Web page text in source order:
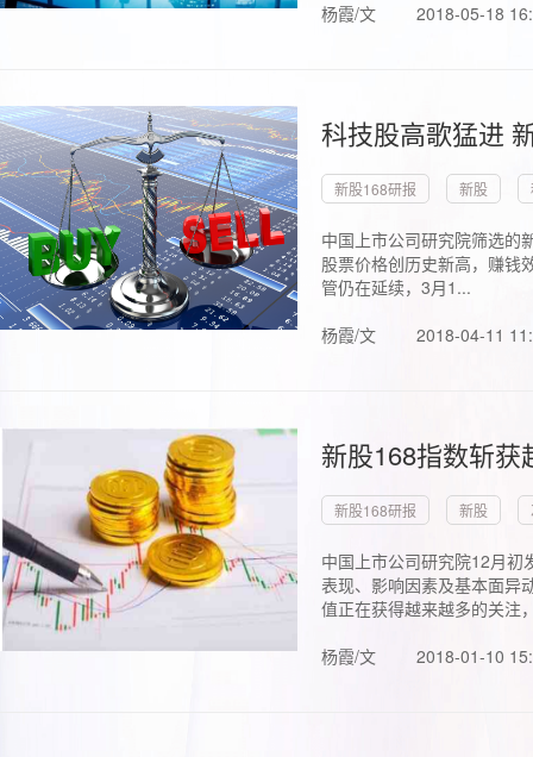
杨霞/文
2018-05-18
科技股高歌猛进
新股168研报 新股
中国上市公司研究院筛选的
股票价格创历史新高，赚钱
管仍在延续，3月1...
杨霞/文
2018-04-11
新股168指数斩
新股168研报 新股
中国上市公司研究院12月初
表现、影响因素及基本面异
值正在获得越来越多的关注
杨霞/文
2018-01-10